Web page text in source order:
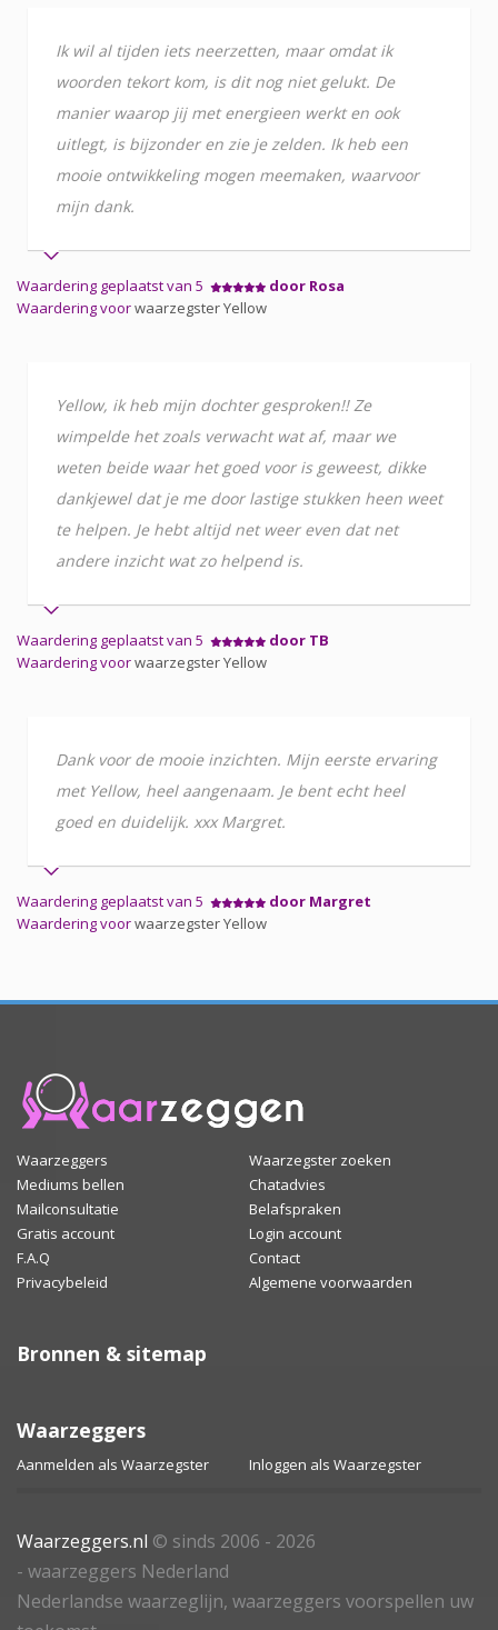
Ik wil al tijden iets neerzetten, maar omdat ik
woorden tekort kom, is dit nog niet gelukt. De
manier waarop jij met energieen werkt en ook
uitlegt, is bijzonder en zie je zelden. Ik heb een
mooie ontwikkeling mogen meemaken, waarvoor
mijn dank.
Waardering geplaatst van 5
door Rosa
Waardering voorwaarzegster Yellow
Yellow, ik heb mijn dochter gesproken!! Ze
wimpelde het zoals verwacht wat af, maar we
weten beide waar het goed voor is geweest, dikke
dankjewel dat je me door lastige stukken heen weet
te helpen. Je hebt altijd net weer even dat net
andere inzicht wat zo helpend is.
Waardering geplaatst van 5
door TB
Waardering voorwaarzegster Yellow
Dank voor de mooie inzichten. Mijn eerste ervaring
met Yellow, heel aangenaam. Je bent echt heel
goed en duidelijk. xxx Margret.
Waardering geplaatst van 5
door Margret
Waardering voorwaarzegster Yellow
Waarzeggers
Waarzegster zoeken
Mediums bellen
Chatadvies
Mailconsultatie
Belafspraken
Gratis account
Login account
F.A.Q
Contact
Privacybeleid
Algemene voorwaarden
Bronnen & sitemap
Waarzeggers
Aanmelden als Waarzegster Inloggen als Waarzegster
Waarzeggers.nl © sinds 2006 - 2026
- waarzeggers Nederland
Nederlandse waarzeglijn, waarzeggers voorspellen uw